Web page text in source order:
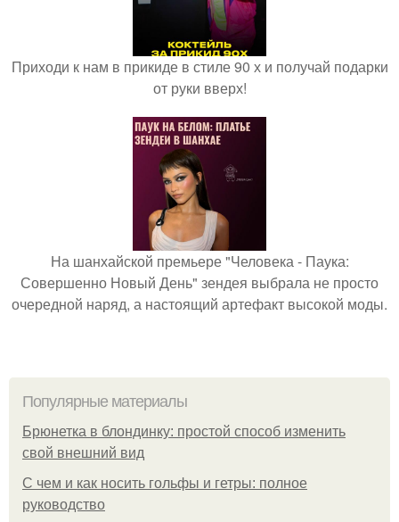
Приходи к нам в прикиде в стиле 90 х и получай подарки
от руки вверх!
На шанхайской премьере "Человека - Паука:
Совершенно Новый День" зендея выбрала не просто
очередной наряд, а настоящий артефакт высокой моды.
Популярные материалы
Брюнетка в блондинку: простой способ изменить
свой внешний вид
С чем и как носить гольфы и гетры: полное
руководство